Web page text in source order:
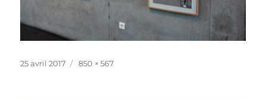
Publié
25 avril 2017
Taille
850 × 567